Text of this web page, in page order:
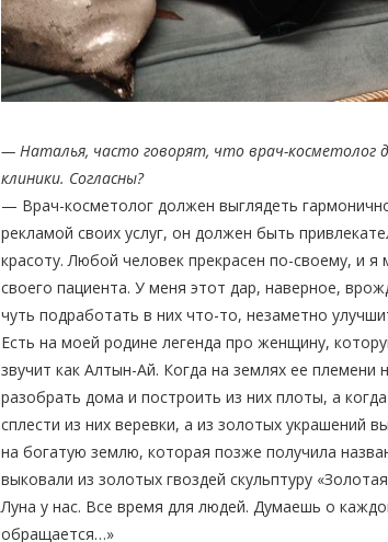
— Наталья, часто говорят, что врач-косметолог
клиники. Согласны?
— Врач-косметолог должен выглядеть
рекламой своих услуг, он должен быть
красоту. Любой человек прекрасен по-своему, и
своего пациента. У меня этот дар, наверное,
чуть подработать в них что-то, незаметно
Есть на моей родине легенда про женщину,
звучит как Алтын-Ай. Когда на землях ее
разобрать дома и построить из них плоты, а
сплести из них веревки, а из золотых украшений
на богатую землю, которая позже получила
выковали из золотых гвоздей скульптуру
Луна у нас. Все время для людей. Думаешь о
обращается…»